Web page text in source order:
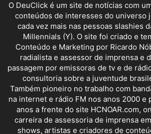
O DeuClick é um site de notícias com
conteúdos de interesses do universo
cada vez mais nas pessoas slashies
Millennials (Y). O site foi criado e
Conteúdo e Marketing por Ricardo
radialista e assessor de imprensa e
passagem por emissoras de tv e de
consultoria sobre a juventude
Também pioneiro no trabalho com
na internet e rádio FM nos anos 2000 e
anos a frente do site HCNOAR.com,
carreira de assessoria de imprensa
shows, artistas e criadores de